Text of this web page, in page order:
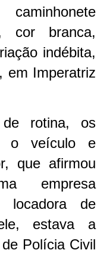
cor branca,
indébita,
em Imperatriz
de rotina, os
o veículo e
que afirmou
empresa
locadora de
estava a
Polícia Civil